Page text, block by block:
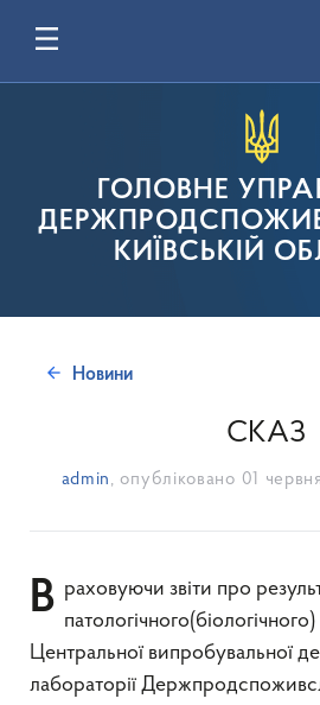
ГОЛОВНЕ
КИЇВСЬКІЙ
Новини
СКАЗ
admin , опубліковано 01
Враховуючи звіти про результати дослідження
Центральної випробувальної
лабораторії